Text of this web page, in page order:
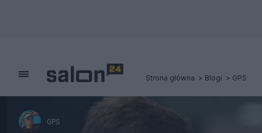
Strona główna Blogi GPS
GPS